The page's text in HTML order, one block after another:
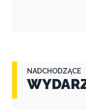
NADCHODZĄCE